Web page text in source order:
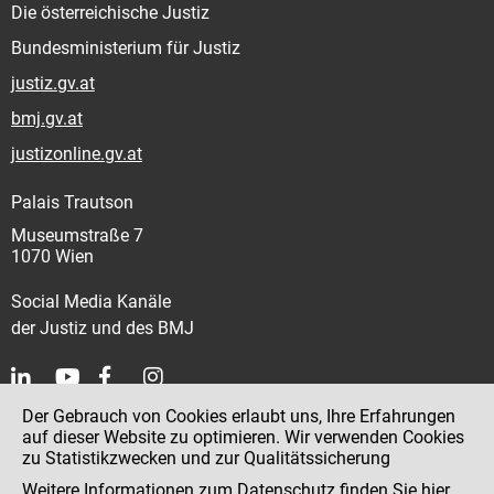
Die österreichische Justiz
Bundesministerium für Justiz
justiz.gv.at
bmj.gv.at
justizonline.gv.at
Palais Trautson
Museumstraße 7
1070 Wien
Social Media Kanäle
der Justiz und des BMJ
Kontakt
Impressum
Der Gebrauch von Cookies erlaubt uns, Ihre Erfahrungen
auf dieser Website zu optimieren. Wir verwenden Cookies
zu Statistikzwecken und zur Qualitätssicherung